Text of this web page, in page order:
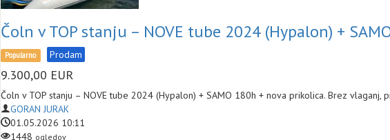
Čoln v TOP stanju – NOVE tube 2024 (Hypalon) +
Popularno Prodam
9.300,00 EUR
Čoln v TOP stanju – NOVE tube 2024 (Hypalon) + SAMO 180h + nova prikolica. Brez
GORAN JURAK
01.05.2026 10:11
1448 ogledov